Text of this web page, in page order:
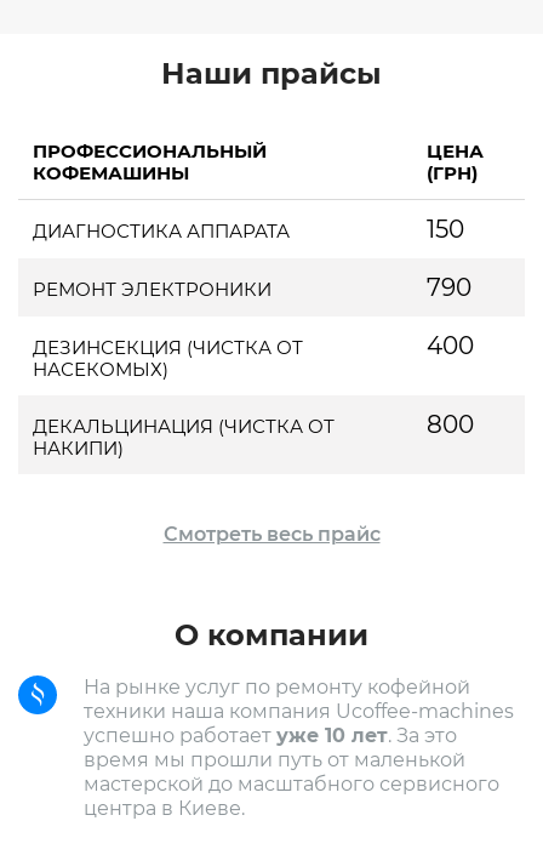
Наши прайсы
ПРОФЕССИОНАЛЬНЫЙ
КОФЕМАШИНЫ
ЦЕНА
(ГРН)
ДИАГНОСТИКА АППАРАТА 150
РЕМОНТ ЭЛЕКТРОНИКИ 790
ДЕЗИНСЕКЦИЯ (ЧИСТКА ОТ
НАСЕКОМЫХ)
400
ДЕКАЛЬЦИНАЦИЯ (ЧИСТКА ОТ
НАКИПИ)
800
Смотреть весь прайс
О компании
На рынке услуг по ремонту кофейной
техники наша компания Ucoffee-machines
успешно работает уже 10 лет. За это
время мы прошли путь от маленькой
мастерской до масштабного сервисного
центра в Киеве.